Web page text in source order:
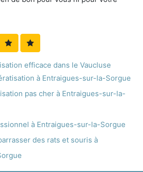
efficace dans le Vaucluse
à Entraigues-sur-la-Sorgue
pas cher à Entraigues-sur-la-
à Entraigues-sur-la-Sorgue
des rats et souris à